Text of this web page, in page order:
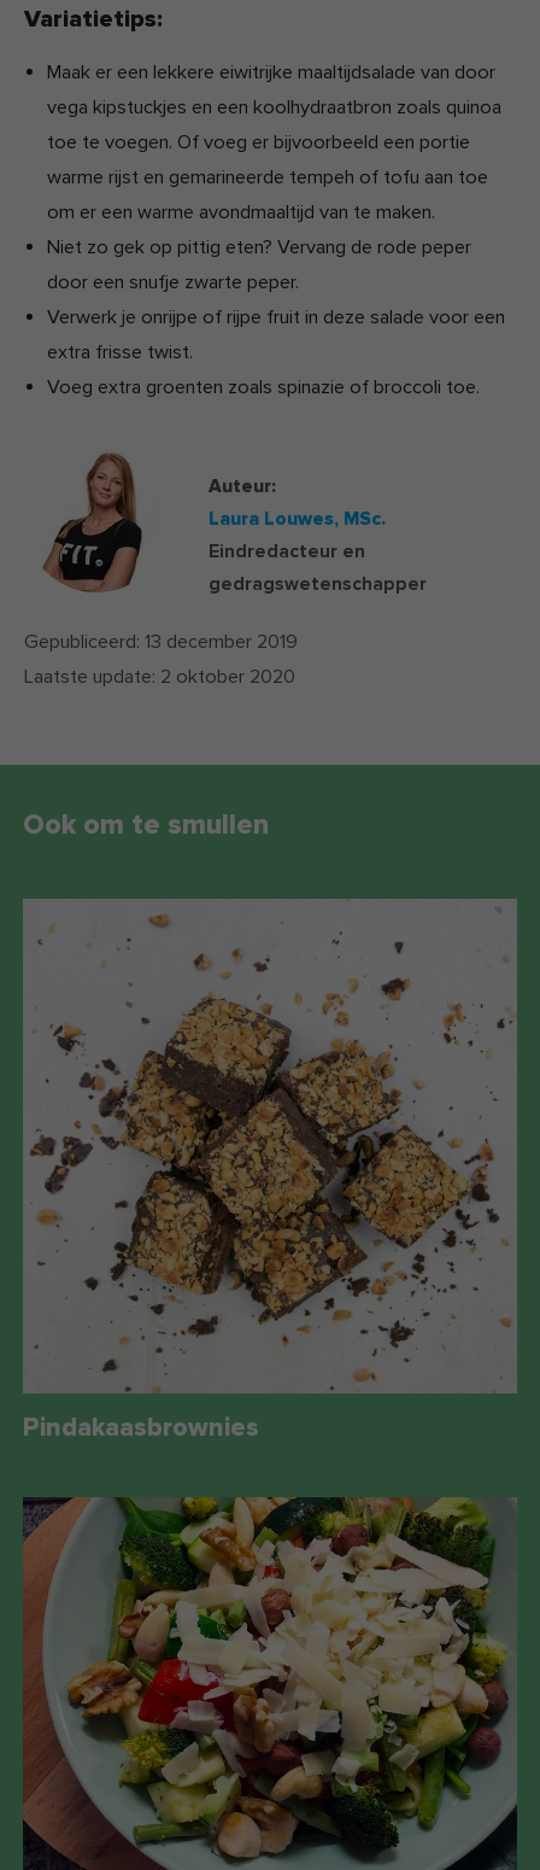
Variatietips:
Maak er een lekkere eiwitrijke maaltijdsalade van door
vega kipstuckjes en een koolhydraatbron zoals quinoa
toe te voegen. Of voeg er bijvoorbeeld een portie
warme rijst en gemarineerde tempeh of tofu aan toe
om er een warme avondmaaltijd van te maken.
Niet zo gek op pittig eten? Vervang de rode peper
door een snufje zwarte peper.
Verwerk je onrijpe of rijpe fruit in deze salade voor een
extra frisse twist.
Voeg extra groenten zoals spinazie of broccoli toe.
Auteur:
Laura Louwes, MSc.
Eindredacteur en
gedragswetenschapper
Gepubliceerd: 13 december 2019
Laatste update: 2 oktober 2020
Ook om te smullen
Pindakaasbrownies